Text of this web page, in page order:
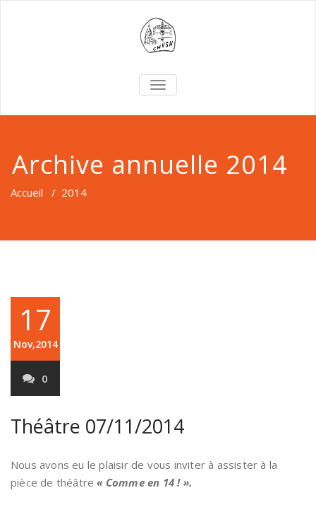
TOGGLE
NAVIGATION
Archive annuelle 2014
Accueil / 2014
17
Nov,2014
0
Théâtre 07/11/2014
Nous avons eu le plaisir de vous inviter à assister à la
pièce de théâtre« Comme en 14 ! ».